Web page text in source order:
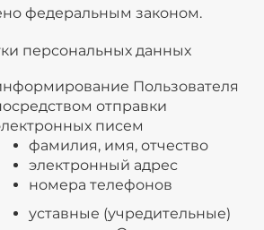
федеральным законом.
персональных данных
Пользователя
отправки
писем
фамилия, имя, отчество
электронный адрес
номера телефонов
уставные (учредительные)